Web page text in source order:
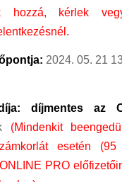
hozzá, kérlek
2024. 05. 21
díjmentes az
(Mindenkit
esetén
PRO